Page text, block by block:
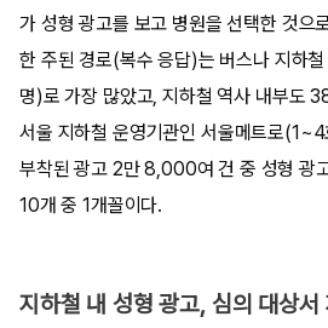
가 성형 광고를 보고 병원을 선택한 것으
한 주된 경로(복수 응답)는 버스나 지하
명)로 가장 많았고, 지하철 역사 내부도
서울 지하철 운영기관인 서울메트로
부착된 광고 2만 8,000여 건 중 성형 광
10개 중 1개꼴이다.
지하철 내 성형 광고, 심의 대상서